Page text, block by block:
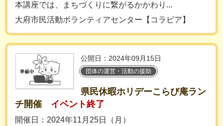
本講座では、まちづくりに繋がるかかわり...
大府市民活動ボランティアセンター【コラビア】
公開日：2024年09月15日
団体の運営・活動の援助
県民休暇ホリデーこらび庵ラン
チ開催
イベント終了
開催日：2024年11月25日（月）